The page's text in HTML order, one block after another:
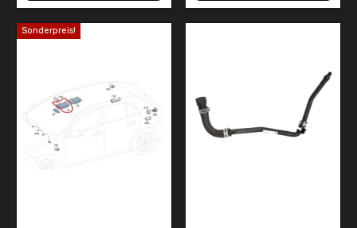
Sonderpreis!